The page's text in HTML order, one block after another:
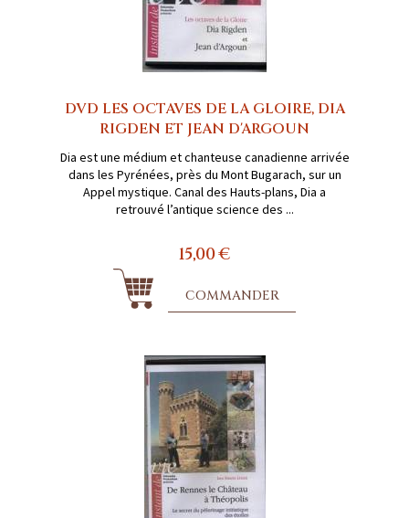
DVD LES OCTAVES DE LA GLOIRE, DIA
RIGDEN ET JEAN D'ARGOUN
Dia est une médium et chanteuse canadienne arrivée
dans les Pyrénées, près du Mont Bugarach, sur un
Appel mystique. Canal des Hauts-plans, Dia a
retrouvé l’antique science des ...
15,00 €
COMMANDER